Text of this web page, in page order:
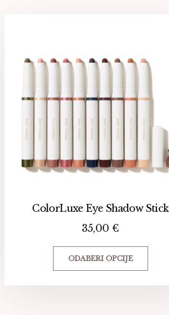
ColorLuxe Eye Shadow Stick
35,00 €
ODABERI OPCIJE